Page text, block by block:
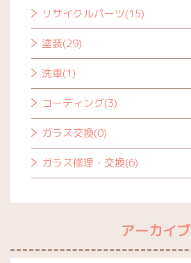
リサイクルパーツ(15)
塗装(29)
洗車(1)
コーディング(3)
ガラス交換(0)
ガラス修理・交換(6)
アーカイブ